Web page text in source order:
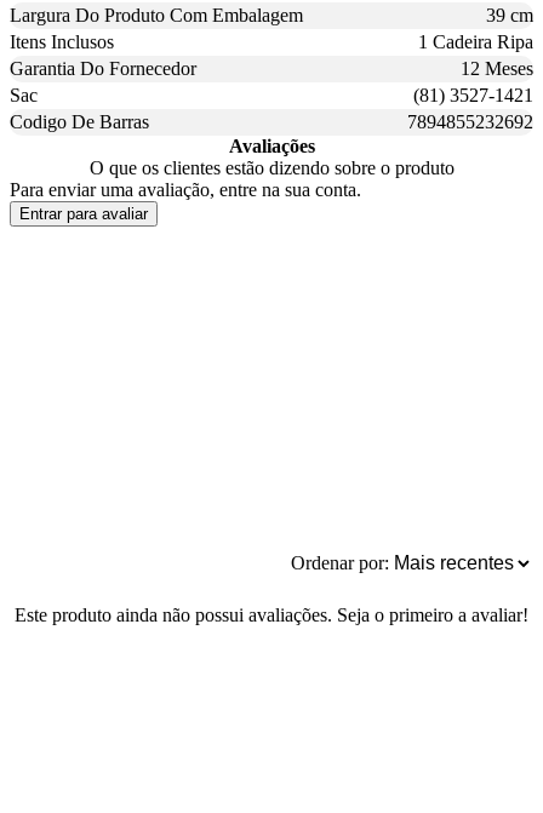
Largura Do Produto Com Embalagem
39 cm
Itens Inclusos
1 Cadeira Ripa
Garantia Do Fornecedor
12 Meses
Sac
(81) 3527-1421
Codigo De Barras
7894855232692
Avaliações
O que os clientes estão dizendo sobre o produto
Para enviar uma avaliação, entre na sua conta.
Entrar para avaliar
Ordenar por:
Este produto ainda não possui avaliações. Seja o primeiro a avaliar!